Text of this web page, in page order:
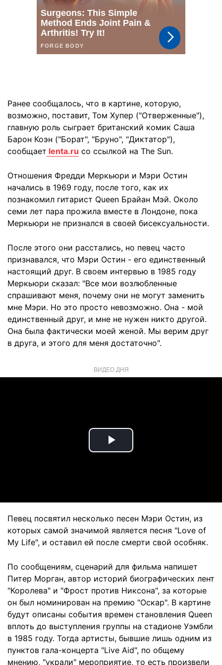
Ранее сообщалось, что в картине, которую,
возможно, поставит, Том Хупер ("Отверженные"),
главную роль сыграет британский комик Саша
Барон Коэн ("Борат", "Бруно", "Диктатор"),
сообщает lenta.ru со ссылкой на The Sun.
Отношения Фредди Меркьюри и Мэри Остин
начались в 1969 году, после того, как их
познакомил гитарист Queen Брайан Мэй. Около
семи лет пара прожила вместе в Лондоне, пока
Меркьюри не признался в своей бисексуальности.
После этого они расстались, но певец часто
признавался, что Мэри Остин - его единственный
настоящий друг. В своем интервью в 1985 году
Меркьюри сказал: "Все мои возлюбленные
спрашивают меня, почему они не могут заменить
мне Мэри. Но это просто невозможно. Она - мой
единственный друг, и мне не нужен никто другой.
Она была фактически моей женой. Мы верим друг
в друга, и этого для меня достаточно".
ВИДЕО ДНЯ
Play
Певец посвятил несколько песен Мэри Остин, из
которых самой значимой является песня "Love of
My Life", и оставил ей после смерти свой особняк.
По сообщениям, сценарий для фильма напишет
Питер Морган, автор историй биографических лент
"Королева" и "Фрост против Никсона", за которые
он был номинирован на премию "Оскар". В картине
будут описаны события времен становления Queen
вплоть до выступления группы на стадионе Уэмбли
в 1985 году. Тогда артисты, бывшие лишь одним из
пунктов гала-концерта "Live Aid", по общему
мнению, "украли" мероприятие, то есть произвели